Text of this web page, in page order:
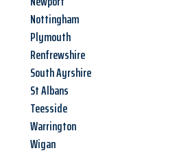
Nottingham
Plymouth
Renfrewshire
South Ayrshire
St Albans
Teesside
Warrington
Wigan